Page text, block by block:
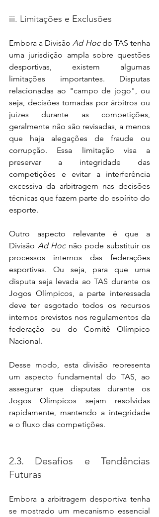
iii. Limitações e Exclusões
Embora a Divisão Ad Hoc do TAS tenha
uma jurisdição ampla sobre questões
desportivas, existem algumas
limitações importantes. Disputas
relacionadas ao "campo de jogo", ou
seja, decisões tomadas por árbitros ou
juízes durante as competições,
geralmente não são revisadas, a menos
que haja alegações de fraude ou
corrupção. Essa limitação visa a
preservar a integridade das
competições e evitar a interferência
excessiva da arbitragem nas decisões
técnicas que fazem parte do espírito do
esporte.
Outro aspecto relevante é que a
Divisão Ad Hoc não pode substituir os
processos internos das federações
esportivas. Ou seja, para que uma
disputa seja levada ao TAS durante os
Jogos Olímpicos, a parte interessada
deve ter esgotado todos os recursos
internos previstos nos regulamentos da
federação ou do Comitê Olímpico
Nacional.
Desse modo, esta divisão representa
um aspecto fundamental do TAS, ao
assegurar que disputas durante os
Jogos Olímpicos sejam resolvidas
rapidamente, mantendo a integridade
e o fluxo das competições.
2.3. Desafios e Tendências
Futuras
Embora a arbitragem desportiva tenha
se mostrado um mecanismo essencial